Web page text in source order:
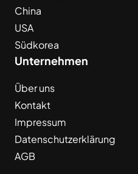
China
USA
Südkorea
Unternehmen
Über uns
Kontakt
Impressum
Datenschutzerklärung
AGB